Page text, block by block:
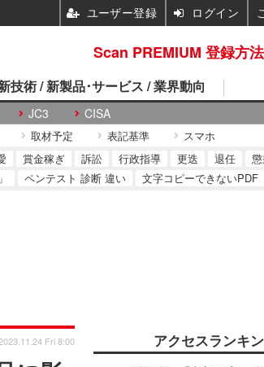
JC3 CISA
技術 / 新製品･サービス / 業界動向
取材予定 表記基準 スマホ
賞金稼ぎ 訴訟 行政指導 更迭 退任
ペンテスト 診断 違い 文字コピーできないPDF
2023.11.24 Fri 8:00 アクセスランキ
Scan PREMIUM 登録方法
ユーザー登録 ログイン